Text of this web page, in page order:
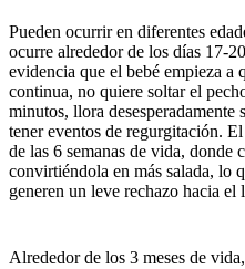
Pueden ocurrir en diferentes
ocurre alrededor de los días 17-
evidencia que el bebé empieza a
continua, no quiere soltar el
minutos, llora
tener eventos de regurgitación.
de las 6 semanas de vida, donde
convirtiéndola en más salada, lo
generen un leve rechazo hacia el
Alrededor de los 3 meses de